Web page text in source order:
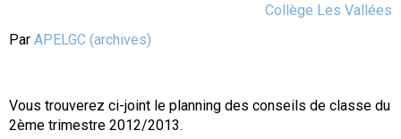
Collège Les Vallées
Par APELGC (archives)
Vous trouverez ci-joint le planning des conseils de classe du
2ème trimestre 2012/2013.